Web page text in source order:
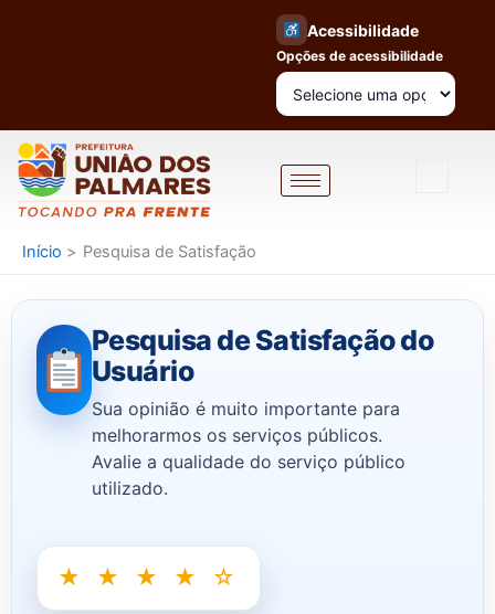
Acessibilidade
Opções de acessibilidade
Início Pesquisa de Satisfação
Pesquisa de Satisfação do
Usuário
Sua opinião é muito importante para
melhorarmos os serviços públicos.
Avalie a qualidade do serviço público
utilizado.
★ ★ ★ ★ ☆